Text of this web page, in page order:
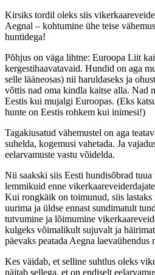
Kirsiks tordil oleks siis
Aegnal – kohtumine ühe teise
huntidega!
Põhjus on väga lihtne: Euroopa Liit
kergestihaavatavaid. Hundid on aga
selle lääneosas) nii haruldaseks ja
võttis nad oma kindla kaitse alla. Nad
Eestis kui mujalgi Euroopas. (Eks
hunte on Eestis rohkem kui inimesi!)
Tagakiusatud vähemustel on aga
suhelda, kogemusi vahetada. Ja
eelarvamuste vastu võidelda.
Nii saakski siis Eesti hundisõbrad
lemmikuid enne
Kui rongkäik on toimunud, siis lastaks
uurima ja üldse ennast sundimatult
tutvumine ja lõimumine
kulgeks võimalikult sujuvalt ja
päevaks peatada Aegna laevaühendus
Kes väidab, et selline suhtlus oleks
näitab sellega, et on endiselt